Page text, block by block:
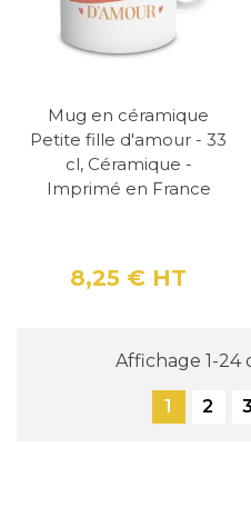
Mug en céramique
Petite fille d'amour - 33
cl, Céramique -
Imprimé en France
Prix
8,25 € HT
Affichage 1-24
1 2 3